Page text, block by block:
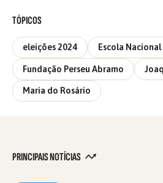
TÓPICOS
eleições 2024 Escola
Fundação Perseu Abramo
Maria do Rosário
PRINCIPAIS NOTÍCIAS